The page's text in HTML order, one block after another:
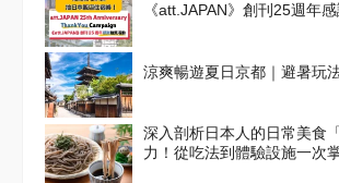
《att.JAPAN》創刊25週年
涼爽暢遊夏日京都｜避暑玩
深入剖析日本人的日常美食
力！從吃法到體驗設施一次